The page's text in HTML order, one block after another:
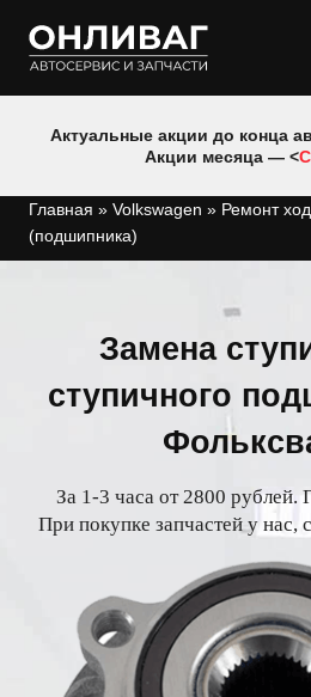
содержимому
Актуальные акции до конца
Акции месяца — <
Главная » Volkswagen » Ремонт
(подшипника)
Замена
ступичного
За 1-3 часа от 2800 рублей.
При покупке запчастей у нас,